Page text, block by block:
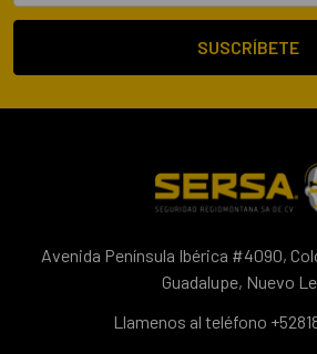
correo
Avenida Península Ibérica #4090,
Guadalupe, Nuevo
Llamenos al teléfono